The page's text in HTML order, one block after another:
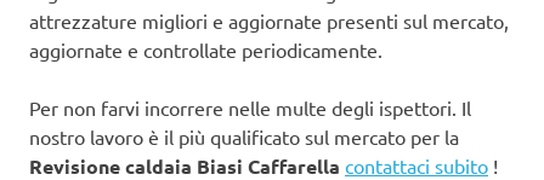
attrezzature migliori e aggiornate presenti sul mercato,
aggiornate e controllate periodicamente.
Per non farvi incorrere nelle multe degli ispettori. Il
nostro lavoro è il più qualificato sul mercato per la
Revisione caldaia Biasi Caffarella contattaci subito !